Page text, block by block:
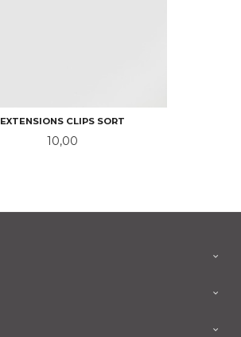
EXTENSIONS CLIPS SORT
Pris
10,00